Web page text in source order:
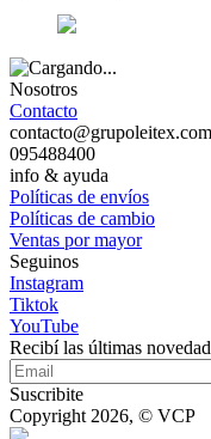
Nosotros
Contacto
contacto@grupoleitex.com
095488400
info & ayuda
Políticas de envíos
Políticas de cambio
Ventas por mayor
Seguinos
Instagram
Tiktok
YouTube
Recibí las últimas
Suscribite
Copyright 2026, © VCP